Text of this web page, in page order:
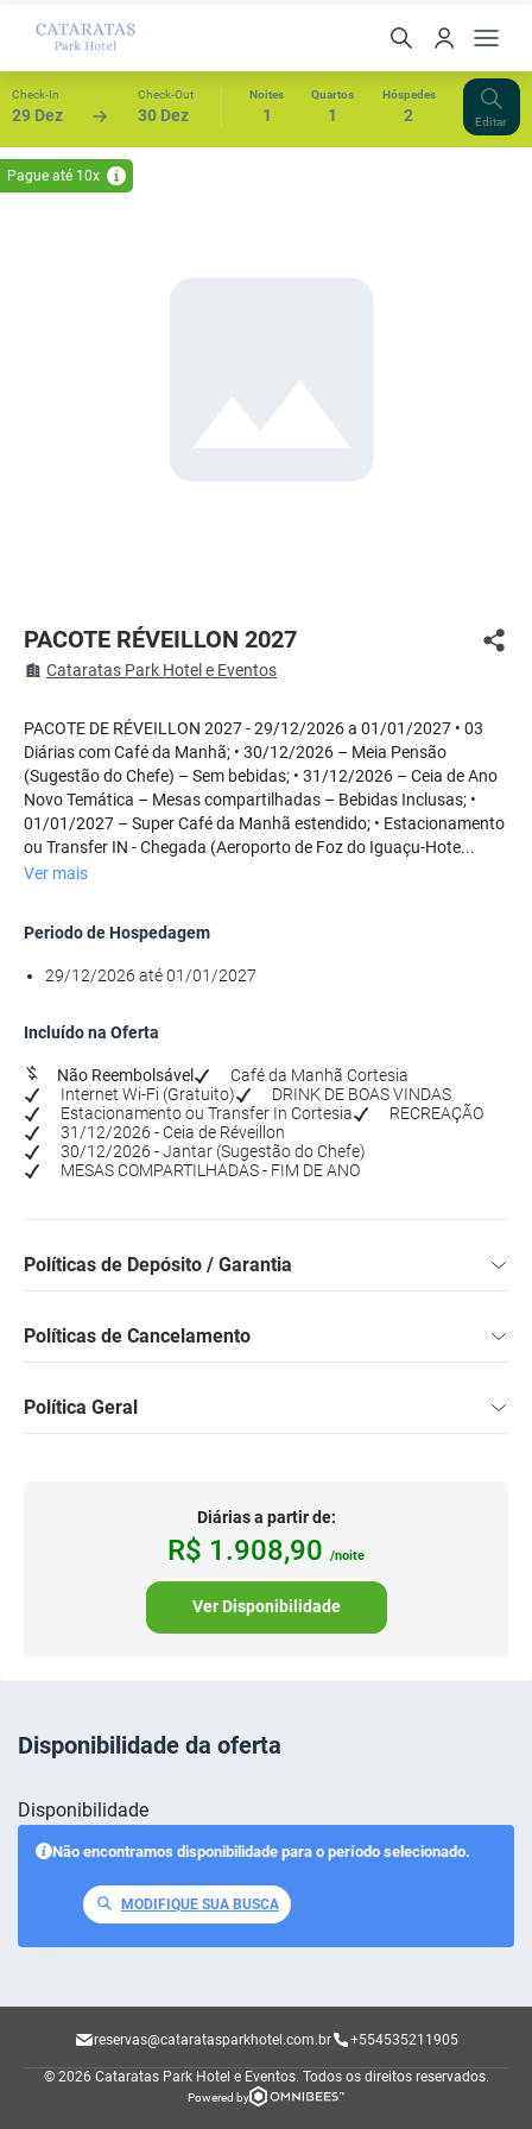
Check-In
29 Dez
Check-Out
30 Dez
Noites
1
Quartos
1
Hóspedes
2 Editar
Pague até 10x
PACOTE RÉVEILLON 2027
Cataratas Park Hotel e Eventos
PACOTE DE RÉVEILLON 2027 - 29/12/2026 a 01/01/2027 • 03
Diárias com Café da Manhã; • 30/12/2026 – Meia Pensão
(Sugestão do Chefe) – Sem bebidas; • 31/12/2026 – Ceia de Ano
Novo Temática – Mesas compartilhadas – Bebidas Inclusas; •
01/01/2027 – Super Café da Manhã estendido; • Estacionamento
ou Transfer IN - Chegada (Aeroporto de Foz do Iguaçu-Hote...
Ver mais
Periodo de Hospedagem
29/12/2026 até 01/01/2027
Incluído na Oferta
Não Reembolsável
Café da Manhã Cortesia
Internet Wi-Fi (Gratuito)
DRINK DE BOAS VINDAS
Estacionamento ou Transfer In Cortesia
RECREAÇÃO
31/12/2026 - Ceia de Réveillon
30/12/2026 - Jantar (Sugestão do Chefe)
MESAS COMPARTILHADAS - FIM DE ANO
Políticas de Depósito / Garantia
Políticas de Cancelamento
Política Geral
Diárias a partir de:
R$ 1.908,90 /noite
Ver Disponibilidade
Disponibilidade da oferta
Disponibilidade
Não encontramos disponibilidade para o período selecionado.
MODIFIQUE SUA BUSCA
reservas@cataratasparkhotel.com.br +554535211905
© 2026 Cataratas Park Hotel e Eventos. Todos os direitos reservados.
Powered by